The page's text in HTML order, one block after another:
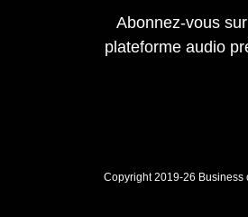
Abonnez-vous
plateforme audio
Copyright 2019-26 Business